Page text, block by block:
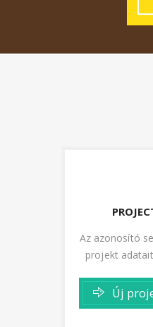
Az azonosító
projekt
Új